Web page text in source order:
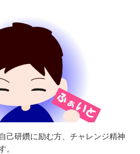
己研鑽に励む方、チャレンジ精神
。